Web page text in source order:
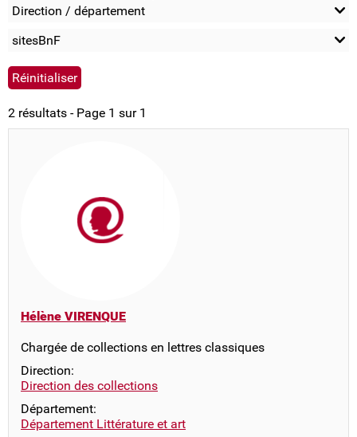
Direction / département
sitesBnF
2 résultats - Page 1 sur 1
Hélène VIRENQUE
Chargée de collections en lettres classiques
Direction:
Direction des collections
Département:
Département Littérature et art